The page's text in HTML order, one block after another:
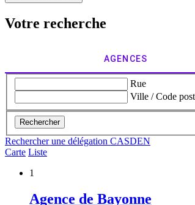
Votre recherche
AGENCES
Rue
Ville / Code
Rechercher
Rechercher une délégation CASDEN
Carte Liste
1
Agence de Bayonne